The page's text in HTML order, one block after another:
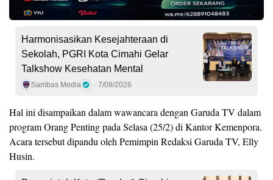
Harmonisasikan Kesejahteraan di
Sekolah, PGRI Kota Cimahi Gelar
Talkshow Kesehatan Mental
Sambas Media 7/08/2026
Hal ini disampaikan dalam wawancara dengan Garuda TV dalam
program Orang Penting pada Selasa (25/2) di Kantor Kemenpora.
Acara tersebut dipandu oleh Pemimpin Redaksi Garuda TV, Elly
Husin.